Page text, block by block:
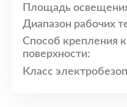
Площадь
Диапазон рабочих
Способ крепления к
поверхности:
Класс